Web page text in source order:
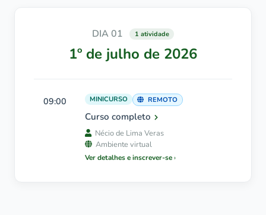
DIA 01 1 atividade
1º de julho de 2026
09:00 MINICURSO REMOTO
Curso completo
Nécio de Lima Veras
Ambiente virtual
Ver detalhes e inscrever-se